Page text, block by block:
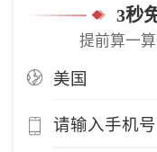
3秒
提前算一